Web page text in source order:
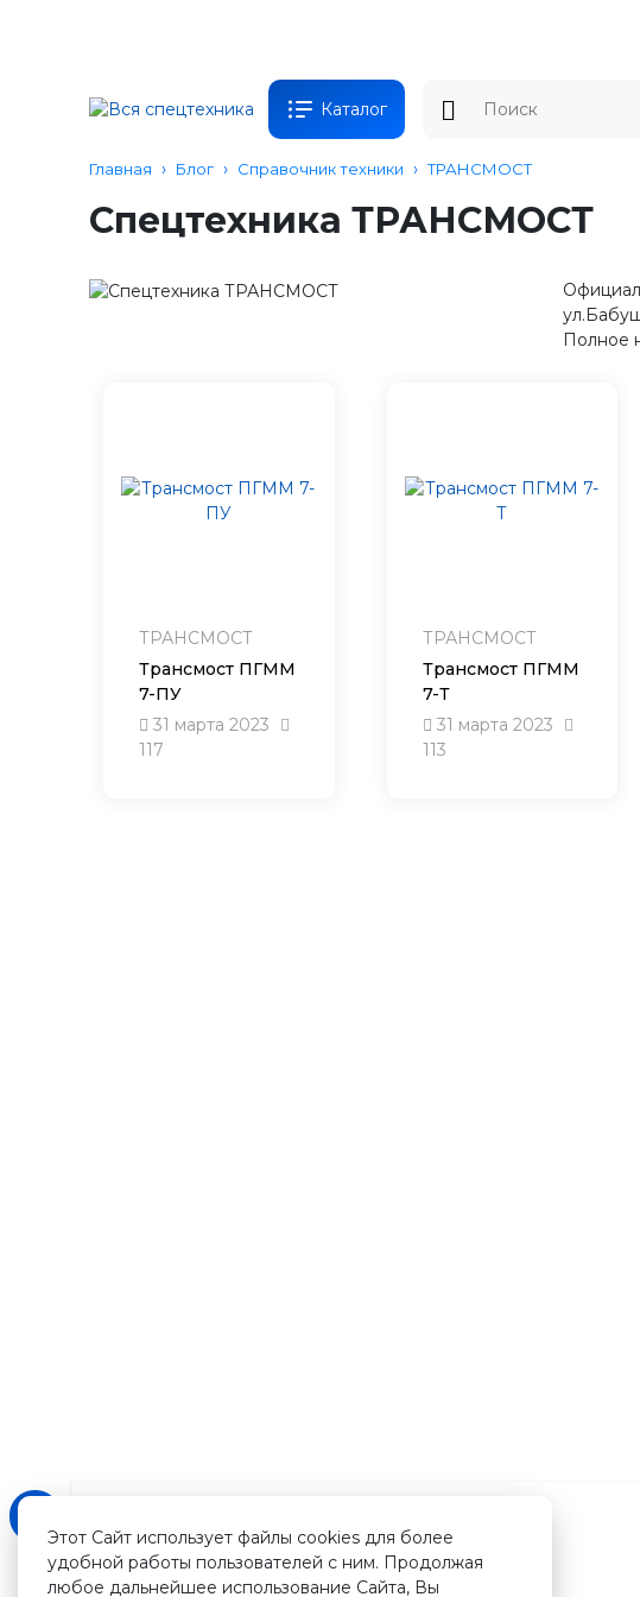
Каталог
Главная Блог Справочник техники ТРАНСМОСТ
Спецтехника ТРАНСМОСТ
Полное
ТРАНСМОСТ
Трансмост ПГММ
7-ПУ
31 марта 2023
117
ТРАНСМОСТ
Трансмост ПГММ
7-Т
31 марта 2023
113
Этот Сайт использует файлы cookies для более
удобной работы пользователей с ним. Продолжая
любое дальнейшее использование Сайта, Вы